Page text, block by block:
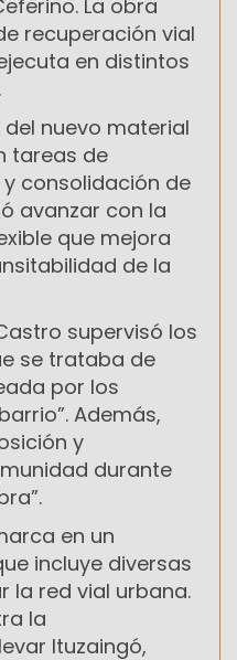
La obra
recuperación vial
en distintos
nuevo material
tareas de
consolidación de
avanzar con la
que mejora
de la
supervisó los
se trataba de
por los
Además,
y
durante
en un
incluye diversas
la red vial urbana.
la
Ituzaingó,